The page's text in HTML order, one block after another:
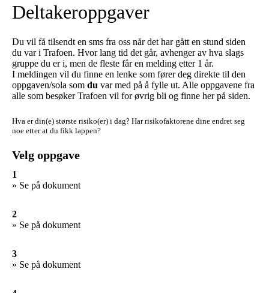
Deltakeroppgaver
Du vil få tilsendt en sms fra oss når det har gått en stund siden
du var i Trafoen. Hvor lang tid det går, avhenger av hva slags
gruppe du er i, men de fleste får en melding etter 1 år.
I meldingen vil du finne en lenke som fører deg direkte til den
oppgaven/sola som du var med på å fylle ut. Alle oppgavene fra
alle som besøker Trafoen vil for øvrig bli og finne her på siden.
Hva er din(e) største risiko(er) i dag? Har risikofaktorene dine endret seg
noe etter at du fikk lappen?
Velg oppgave
1
» Se på dokument
2
» Se på dokument
3
» Se på dokument